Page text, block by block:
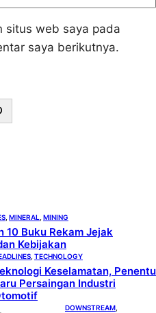
situs web saya pada
saya berikutnya.
MINERAL MINING
10 Buku Rekam Jejak
Kebijakan
TECHNOLOGY
Keselamatan, Penentu
Persaingan Industri
DOWNSTREAM